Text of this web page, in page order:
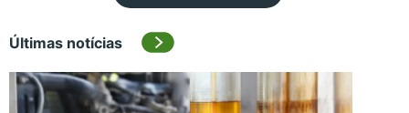
Últimas notícias